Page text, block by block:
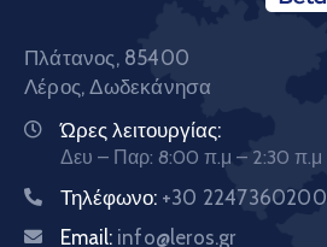
Πλάτανος, 85400
Λέρος, Δωδεκάνησα
Ώρες λειτουργίας:
Δευ – Παρ: 8:00 π.μ – 2:30 π.μ
Τηλέφωνο: +30 2247360200
Email: info@leros.gr